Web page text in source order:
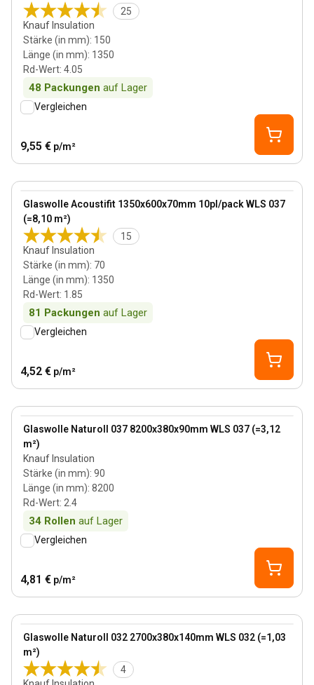
25
Knauf Insulation
Stärke (in mm): 150
Länge (in mm): 1350
Rd-Wert: 4.05
48 Packungen auf Lager
Vergleichen
9,55 € p/m²
Glaswolle Acoustifit 1350x600x70mm 10pl/pack WLS 037
(=8,10 m²)
15
Knauf Insulation
Stärke (in mm): 70
Länge (in mm): 1350
Rd-Wert: 1.85
81 Packungen auf Lager
View product
Vergleichen
4,52 € p/m²
Glaswolle Naturoll 037 8200x380x90mm WLS 037 (=3,12
m²)
Knauf Insulation
Stärke (in mm): 90
Länge (in mm): 8200
Rd-Wert: 2.4
34 Rollen auf Lager
View product
Vergleichen
4,81 € p/m²
Glaswolle Naturoll 032 2700x380x140mm WLS 032 (=1,03
m²)
4
View product